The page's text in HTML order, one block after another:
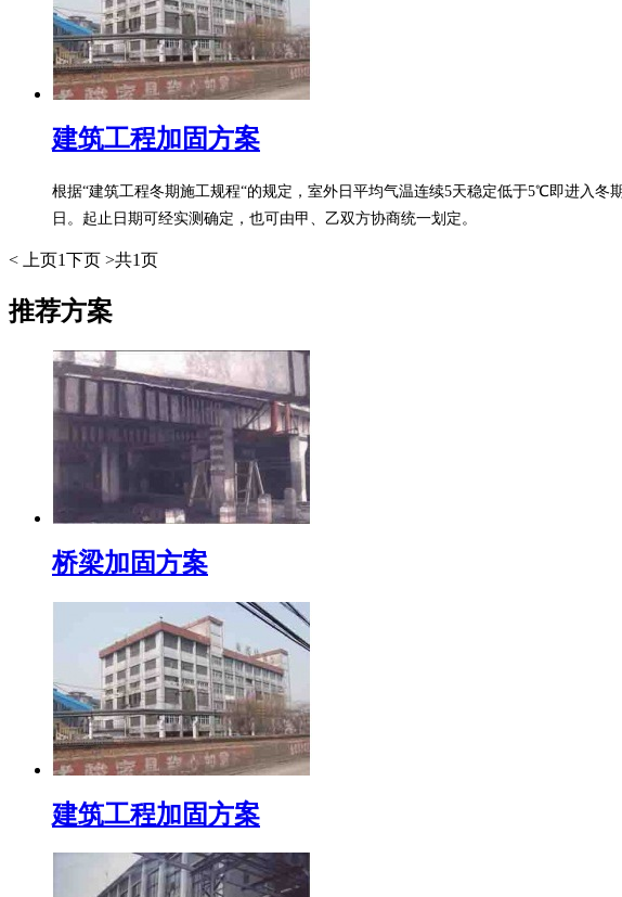
建筑工程加固方案
根据“建筑工程冬期施工规程“的规定，室外日平均气温连续5天稳定低于5℃即进入
日。起止日期可经实测确定，也可由甲、乙双方协商统一划定。
< 上页1下页 >共1页
推荐方案
桥梁加固方案
建筑工程加固方案